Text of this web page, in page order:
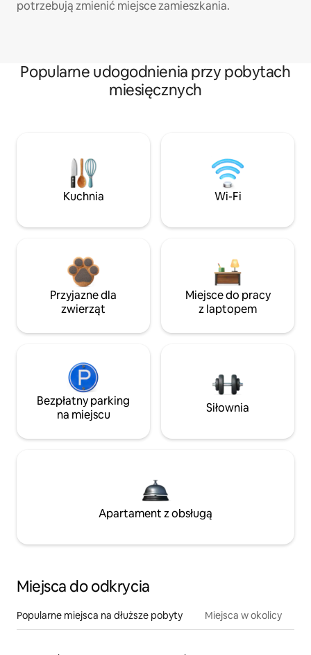
potrzebują zmienić miejsce zamieszkania.
Popularne udogodnienia przy pobytach
miesięcznych
Kuchnia Wi-Fi
Przyjazne dla
zwierząt
Miejsce do pracy
z laptopem
Bezpłatny parking
na miejscu
Siłownia
Apartament z obsługą
Miejsca do odkrycia
Popularne miejsca na dłuższe pobyty Miejsca w okolicy